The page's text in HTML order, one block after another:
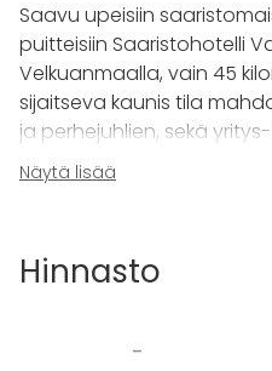
Saavu upeisiin
puitteisiin Saaristohotelli
Velkuanmaalla, vain 45
sijaitseva kaunis tila
ja perhejuhlien, sekä
järjestämisen. Täällä
perheen kesken nauttien
Hotellin aulatilassa
Näytä lisää
Hinnasto
-